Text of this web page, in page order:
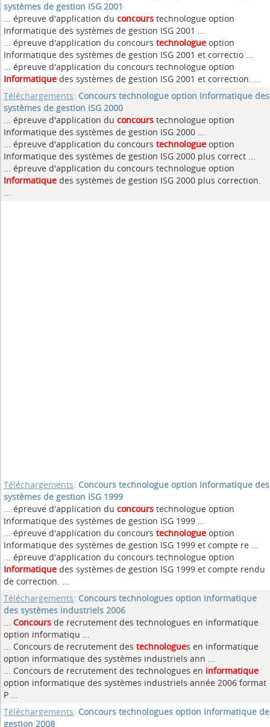
systèmes de gestion ISG 2001
... épreuve d'application du concours technologue option
Informatique des systèmes de gestion ISG 2001 ...
... épreuve d'application du concours technologue option
Informatique des systèmes de gestion ISG 2001 et correctio ...
... épreuve d'application du concours technologue option
Informatique des systèmes de gestion ISG 2001 et correction. ...
Téléchargements: Concours technologue option Informatique des
systèmes de gestion ISG 2000
... épreuve d'application du concours technologue option
Informatique des systèmes de gestion ISG 2000 ...
... épreuve d'application du concours technologue option
Informatique des systèmes de gestion ISG 2000 plus correct ...
... épreuve d'application du concours technologue option
Informatique des systèmes de gestion ISG 2000 plus correction.
...
Téléchargements: Concours technologue option Informatique des
systèmes de gestion ISG 1999
... épreuve d'application du concours technologue option
Informatique des systèmes de gestion ISG 1999 ...
... épreuve d'application du concours technologue option
Informatique des systèmes de gestion ISG 1999 et compte re ...
... épreuve d'application du concours technologue option
Informatique des systèmes de gestion ISG 1999 et compte rendu
de correction. ...
Téléchargements: Concours technologues option informatique
des systèmes industriels 2006
... Concours de recrutement des technologues en informatique
option informatiqu ...
... Concours de recrutement des technologues en informatique
option informatique des systèmes industriels ann ...
... Concours de recrutement des technologues en informatique
option informatique des systèmes industriels année 2006 format
P ...
Téléchargements: Concours technologues option informatique de
gestion 2008